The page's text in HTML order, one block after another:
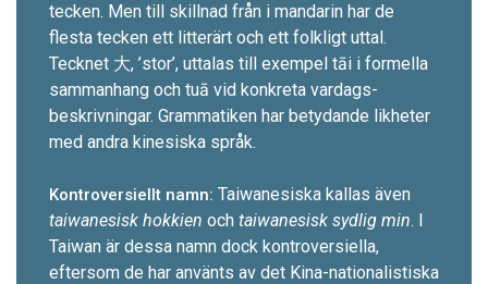
tecken. Men till skillnad från i mandarin har de
flesta tecken ett litterärt och ett folkligt uttal.
Tecknet 大, ’stor’, uttalas till exempel tāi i formella
sammanhang och tuā vid konkreta vardags­
beskrivningar. Grammatiken har betydande likheter
med andra kinesiska språk.
Kontroversiellt namn: Taiwanesiska kallas även
taiwanesisk hokkien och taiwanesisk sydlig min. I
Taiwan är dessa namn dock kontrover­siella,
eftersom de har använts av det Kina-nationalistiska